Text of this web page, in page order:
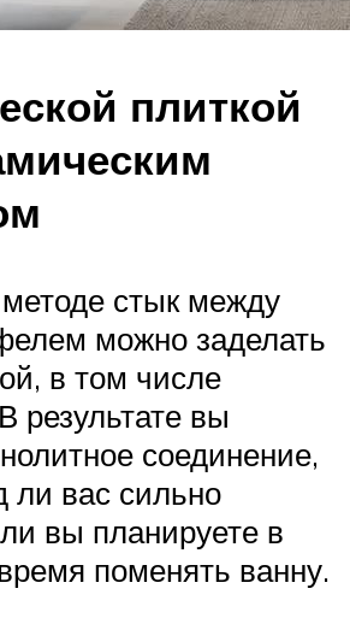
плиткой
стык между
можно заделать
в том числе
результате вы
соединение,
ли вас сильно
вы планируете в
поменять ванну.